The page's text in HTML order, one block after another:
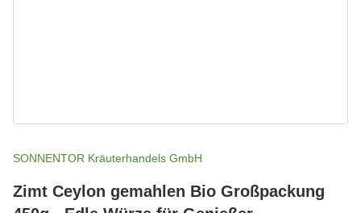
SONNENTOR Kräuterhandels GmbH
Zimt Ceylon gemahlen Bio Großpackung